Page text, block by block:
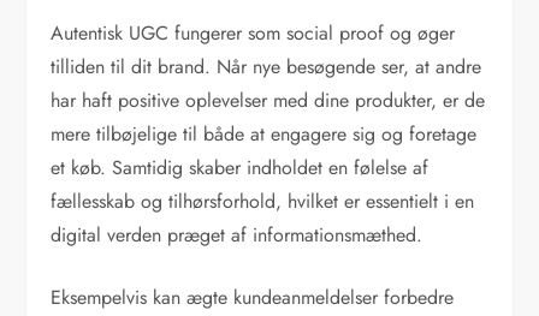
Autentisk UGC fungerer som social proof og øger
tilliden til dit brand. Når nye besøgende ser, at andre
har haft positive oplevelser med dine produkter, er de
mere tilbøjelige til både at engagere sig og foretage
et køb. Samtidig skaber indholdet en følelse af
fællesskab og tilhørsforhold, hvilket er essentielt i en
digital verden præget af informationsmæthed.
Eksempelvis kan ægte kundeanmeldelser forbedre